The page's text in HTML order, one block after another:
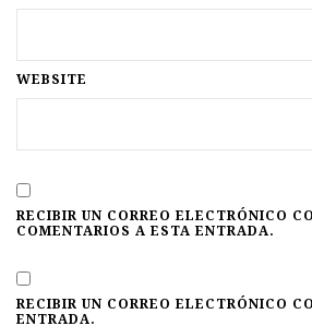
WEBSITE
RECIBIR UN CORREO ELECTRÓNICO
COMENTARIOS A ESTA ENTRADA.
RECIBIR UN CORREO ELECTRÓNICO
ENTRADA.